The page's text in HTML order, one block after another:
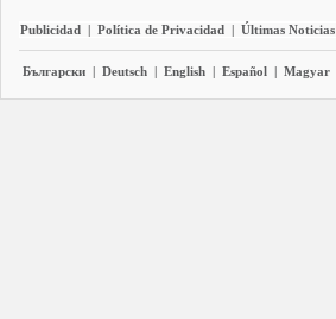
Publicidad | Política de Privacidad | Últimas Noticias
Български | Deutsch | English | Español | Magyar